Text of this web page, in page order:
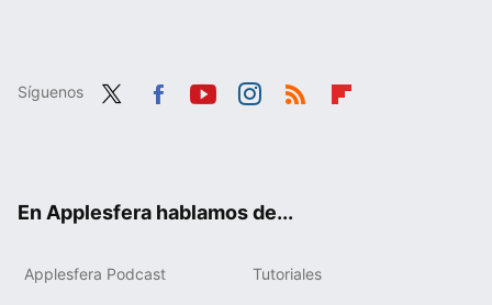
Síguenos
En Applesfera hablamos de...
Applesfera Podcast Tutoriales